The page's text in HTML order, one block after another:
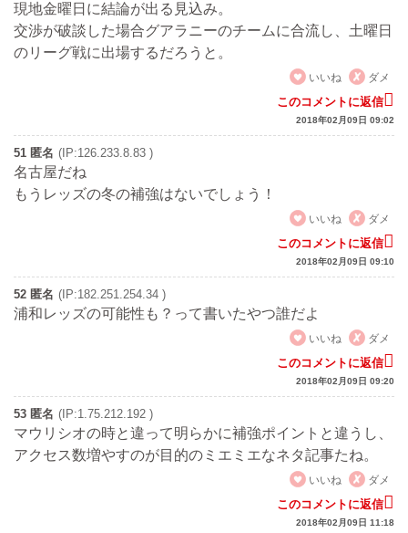
現地金曜日に結論が出る見込み。
交渉が破談した場合グアラニーのチームに合流し、土曜日
のリーグ戦に出場するだろうと。
いいね
ダメ
このコメントに返信
2018年02月09日 09:02
51 匿名 (IP:126.233.8.83 )
名古屋だね
もうレッズの冬の補強はないでしょう！
いいね
ダメ
このコメントに返信
2018年02月09日 09:10
52 匿名 (IP:182.251.254.34 )
浦和レッズの可能性も？って書いたやつ誰だよ
いいね
ダメ
このコメントに返信
2018年02月09日 09:20
53 匿名 (IP:1.75.212.192 )
マウリシオの時と違って明らかに補強ポイントと違うし、
アクセス数増やすのが目的のミエミエなネタ記事たね。
いいね
ダメ
このコメントに返信
2018年02月09日 11:18